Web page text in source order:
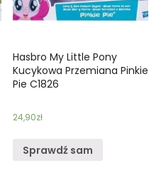
Hasbro My Little Pony
Kucykowa Przemiana Pinkie
Pie C1826
24,90zł
Sprawdź sam